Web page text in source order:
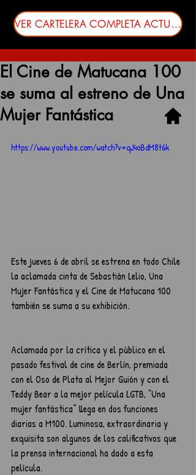
VER CARTELERA COMPLETA ACTUALIZADA
El Cine de Matucana 100
se suma al estreno de Una
Mujer Fantástica
https://www.youtube.com/watch?v=qJ4oBdM8t6k
Este jueves 6 de abril se estrena en todo Chile
la aclamada cinta de Sebastián Lelio, Una
Mujer Fantástica y el Cine de Matucana 100
también se suma a su exhibición.
Aclamada por la crítica y el público en el
pasado festival de cine de Berlín, premiada
con el Oso de Plata al Mejor Guión y con el
Teddy Bear a la mejor película LGTB, “Una
mujer fantástica” llega en dos funciones
diarias a M100. Luminosa, extraordinaria y
exquisita son algunos de los calificativos que
la prensa internacional ha dado a esta
película.